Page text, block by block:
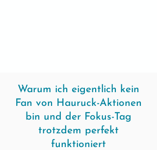
Warum ich eigentlich kein
Fan von Hauruck-Aktionen
bin und der Fokus-Tag
trotzdem perfekt
funktioniert